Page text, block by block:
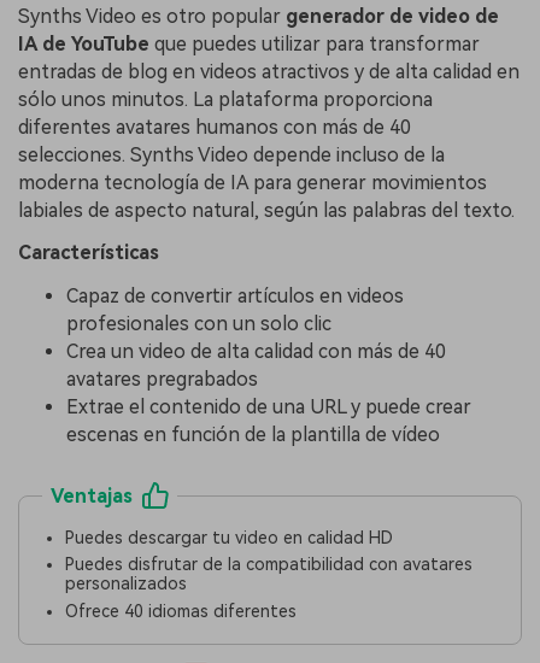
Synths Video es otro popular generador de video de
IA de YouTube que puedes utilizar para transformar
entradas de blog en videos atractivos y de alta calidad en
sólo unos minutos. La plataforma proporciona
diferentes avatares humanos con más de 40
selecciones. Synths Video depende incluso de la
moderna tecnología de IA para generar movimientos
labiales de aspecto natural, según las palabras del texto.
Características
Capaz de convertir artículos en videos
profesionales con un solo clic
Crea un video de alta calidad con más de 40
avatares pregrabados
Extrae el contenido de una URL y puede crear
escenas en función de la plantilla de vídeo
Ventajas
Puedes descargar tu video en calidad HD
Puedes disfrutar de la compatibilidad con avatares
personalizados
Ofrece 40 idiomas diferentes